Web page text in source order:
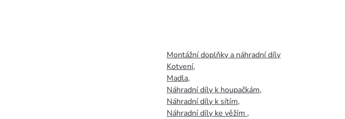
Montážní doplňky a náhradní díly
Kotvení,
Madla,
Náhradní díly k houpačkám,
Náhradní díly k sítím,
Náhradní díly ke věžím ,